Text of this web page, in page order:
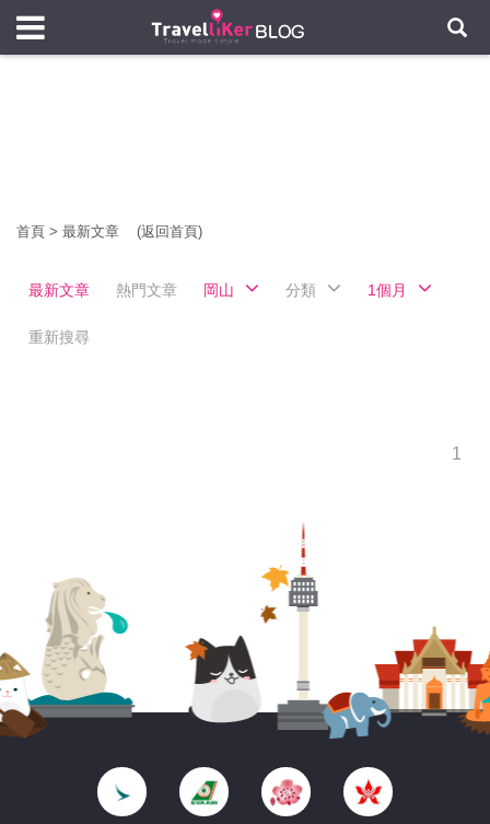
首頁 > 最新文章 (返回首頁)
最新文章 熱門文章 岡山 分類 1個月
重新搜尋
1